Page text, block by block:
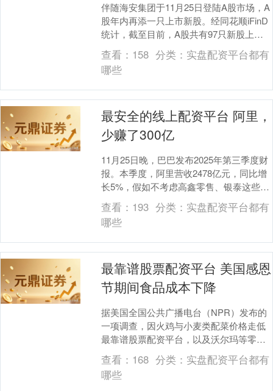
伴随海安集团于11月25日登陆A股市场，A
股年内再添一只上市新股。经同花顺iFinD
统计，截至目前，A股共有97只新股上
市，逼近百只。另外，包括近期“赚足”眼
球....
查看： 158 分类： 实盘配资平台都有
哪些
最安全的线上配资平台 阿里，
少赚了300亿
11月25日晚，巴巴发布2025年第三季度财
报。本季度，阿里营收2478亿元，同比增
长5%，假如不考虑高鑫零售、银泰这些已
经卖掉的业务的影响，同比增长率为
15%....
查看： 193 分类： 实盘配资平台都有
哪些
最靠谱股票配资平台 美国感恩
节期间食品成本下降
据美国全国公共广播电台（NPR）发布的
一项调查，因火鸡与小麦类配菜价格走低
最靠谱股票配资平台，以及沃尔玛等零售
商正开展的激进促销活动，美国感恩节假
期的餐费价格同....
查看： 168 分类： 实盘配资平台都有
哪些